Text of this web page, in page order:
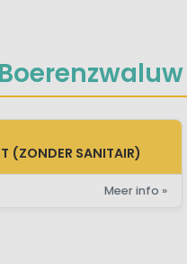
SANITAIR)
(ZONDER SANITAIR)
Meer info »